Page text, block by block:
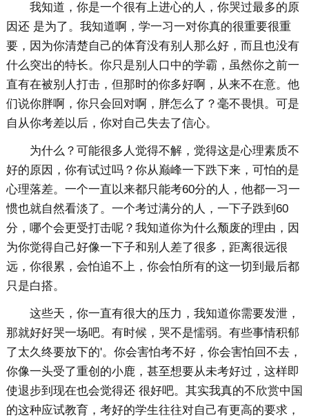
我知道，你是一个很有上进心的人，你哭过最多的原
因还 是为了。我知道啊，学一习一对你真的很重要很重
要，因为你清楚自己的体育没有别人那么好，而且也没有
什么突出的特长。你只是别人口中的学霸，虽然你之前一
直有在被别人打击，但那时的你多好啊，从来不在意。他
们说你胖啊，你只会回对啊，胖怎么了？毫不畏惧。可是
自从你考差以后，你对自己失去了信心。
为什么？可能很多人觉得不解，觉得这是心理素质不
好的原因，你有试过吗？你从巅峰一下跌下来，可怕的是
心理落差。一个一直以来都只能考60分的人，他都一习一
惯也就自然看淡了。一个考过满分的人，一下子跌到60
分，哪个会更受打击呢？我知道你为什么颓废的理由，因
为你觉得自己好像一下子和别人差了很多，距离很远很
远，你很累，会怕追不上，你会怕所有的这一切到最后都
只是白搭。
这些天，你一直有很大的压力，我知道你需要发泄，
那就好好哭一场吧。有时候，哭不是懦弱。有些事情积郁
了太久终要放下的'。你会害怕考不好，你会害怕回不去，
你像一头受了重创的小鹿，甚至想要从未考好过，这样即
使退步到现在也会觉得还 很好吧。其实我真的不欣赏中国
的这种应试教育，考好的学生往往对自己有更高的要求，